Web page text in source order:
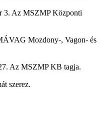
3. Az MSZMP Központi
Mozdony-, Vagon- és
Az MSZMP KB tagja.
szerez.